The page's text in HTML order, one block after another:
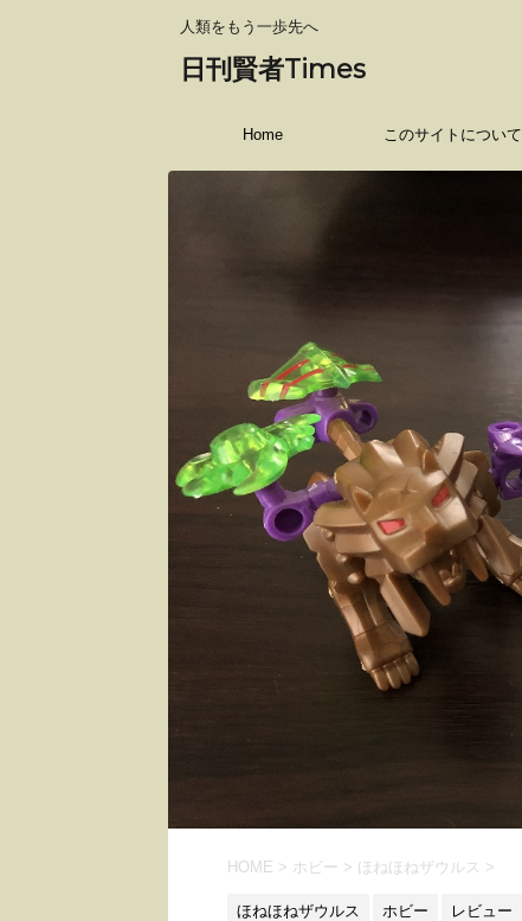
人類をもう一歩先へ
日刊賢者Times
Home このサイトについて
HOME > ホビー > ほねほねザウルス >
ほねほねザウルス ホビー レビュー